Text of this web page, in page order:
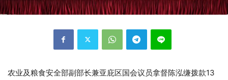
农业及粮食安全部副部长兼亚庇区国会议员拿督陈泓缣拨款13